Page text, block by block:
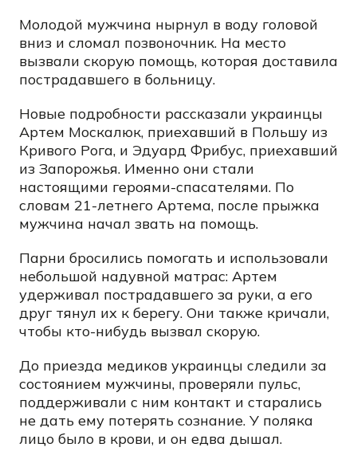
Молодой мужчина нырнул в воду головой
вниз и сломал позвоночник. На место
вызвали скорую помощь, которая доставила
пострадавшего в больницу.
Новые подробности рассказали украинцы
Артем Москалюк, приехавший в Польшу из
Кривого Рога, и Эдуард Фрибус, приехавший
из Запорожья. Именно они стали
настоящими героями-спасателями. По
словам 21-летнего Артема, после прыжка
мужчина начал звать на помощь.
Парни бросились помогать и использовали
небольшой надувной матрас: Артем
удерживал пострадавшего за руки, а его
друг тянул их к берегу. Они также кричали,
чтобы кто-нибудь вызвал скорую.
До приезда медиков украинцы следили за
состоянием мужчины, проверяли пульс,
поддерживали с ним контакт и старались
не дать ему потерять сознание. У поляка
лицо было в крови, и он едва дышал.